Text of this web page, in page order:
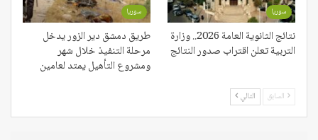
سوريا
نتائج الثانوية العامة 2026.. وزارة
التربية تعلن اقتراب صدور النتائج
سوريا
طريق دمشق دير الزور يدخل
مرحلة التنفيذ خلال شهر
ومشروع التأهيل يمتد لعامين
السابق التالي